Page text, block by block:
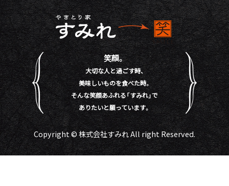
笑顔。
大切な人と過ごす時、
美味しいものを食べた時。
そんな笑顔あふれる「すみれ」で
ありたいと願っています。
Copyright © 株式会社すみれ All right Reserved.